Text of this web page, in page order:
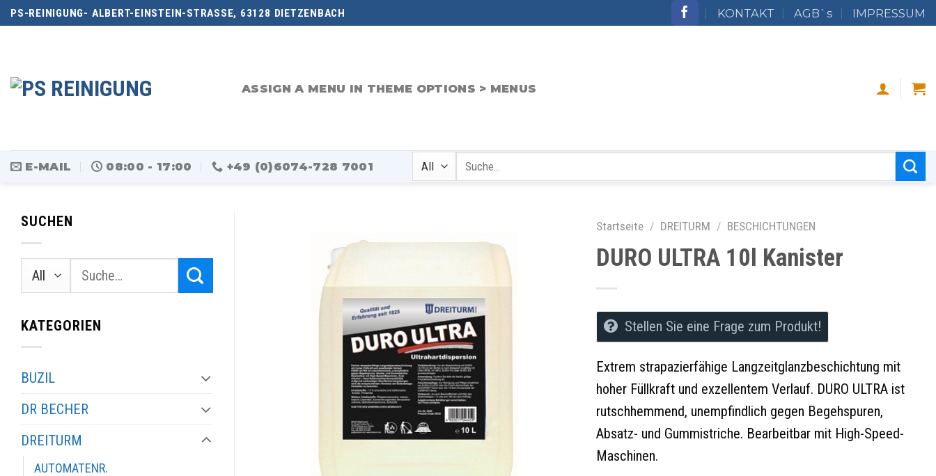
Skip
PS-REINIGUNG- ALBERT-EINSTEIN-STRASSE, 63128 DIETZENBACH KONTAKT AGB`s IMPRESSUM
ASSIGN A MENU IN THEME OPTIONS > MENUS
E-MAIL 08:00 - 17:00 +49 (0)6074-728 7001
Suche
nach:
SUCHEN
Suche
nach:
KATEGORIEN
BUZIL
DR BECHER
DREITURM
AUTOMATENR.
Startseite / DREITURM / BESCHICHTUNGEN
DURO ULTRA 10l Kanister
Stellen Sie eine Frage zum Produkt!
Extrem strapazierfähige Langzeitglanzbeschichtung mit
hoher Füllkraft und exzellentem Verlauf. DURO ULTRA ist
rutschhemmend, unempfindlich gegen Begehspuren,
Absatz- und Gummistriche. Bearbeitbar mit High-Speed-
Maschinen.